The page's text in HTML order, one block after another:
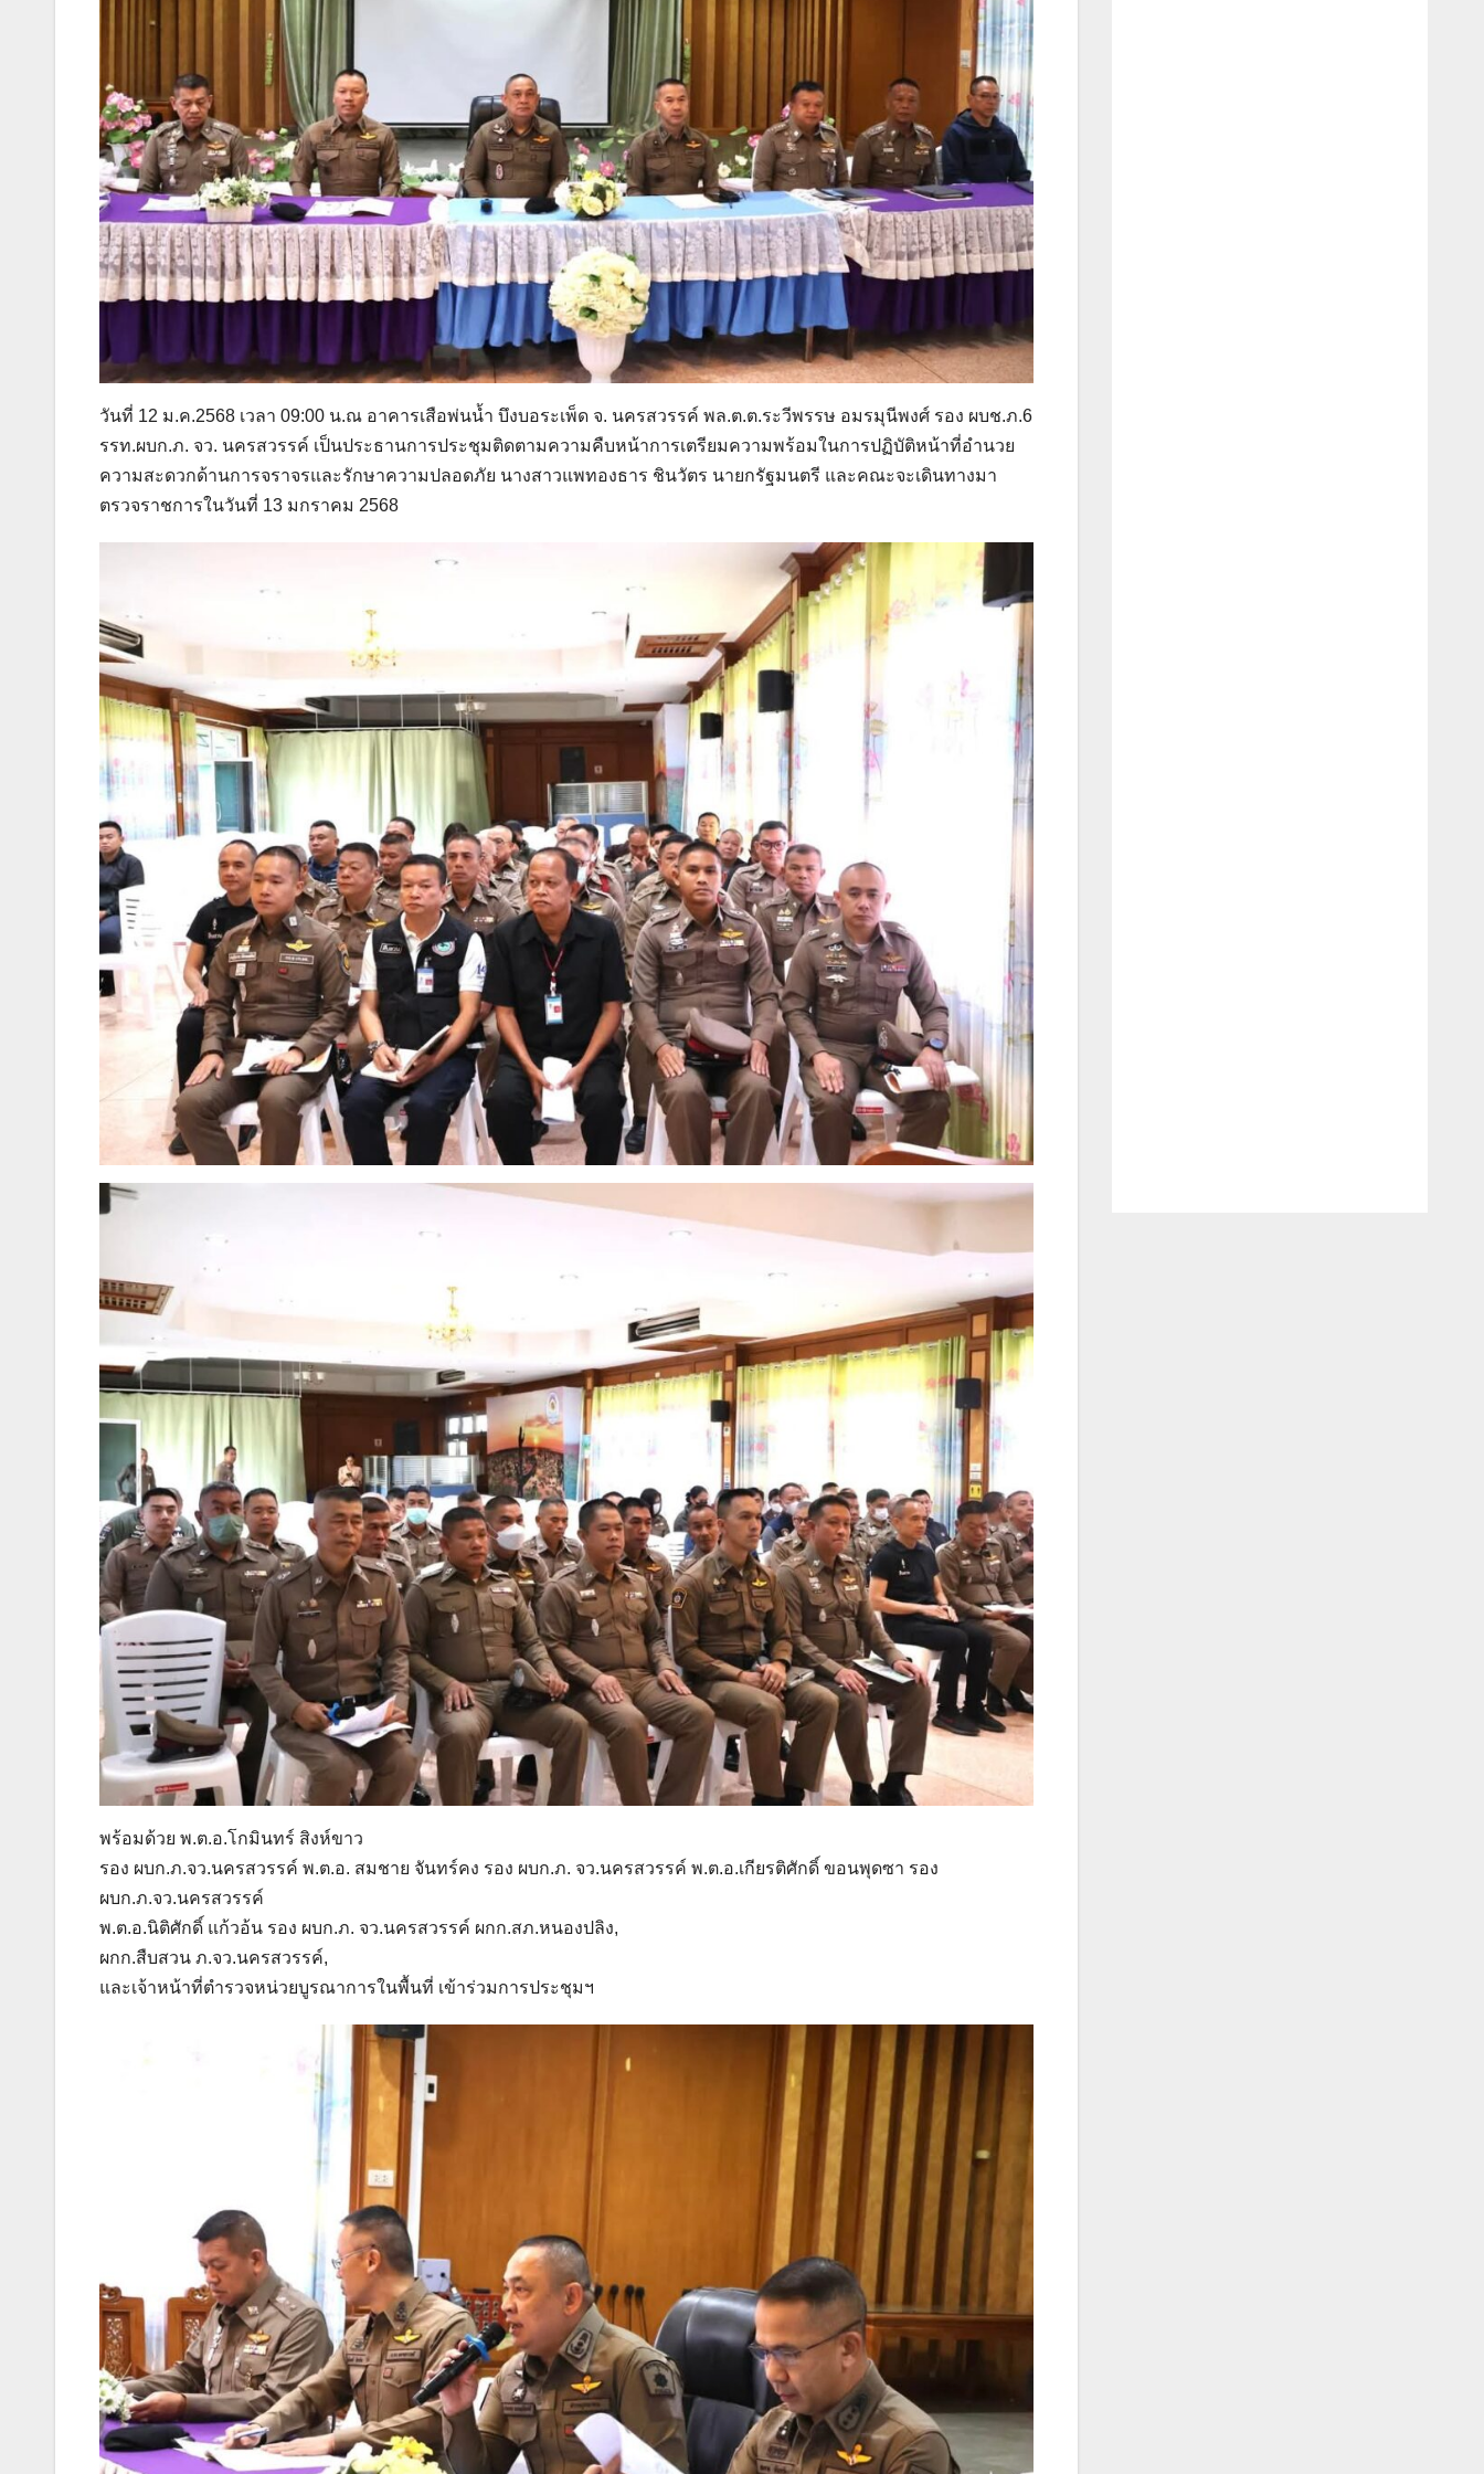
วันที่ 12 ม.ค.2568 เวลา 09:00 น.ณ อาคารเสือพ่นน้ำ บึงบอระเพ็ด จ. นครสวรรค์ พล.ต.ต.ระวีพรรษ อมรมุนีพงศ์ รอง ผบช.ภ.6
รรท.ผบก.ภ. จว. นครสวรรค์ เป็นประธานการประชุมติดตามความคืบหน้าการเตรียมความพร้อมในการปฏิบัติหน้าที่อำนวย
ความสะดวกด้านการจราจรและรักษาความปลอดภัย นางสาวแพทองธาร ชินวัตร นายกรัฐมนตรี และคณะจะเดินทางมา
ตรวจราชการในวันที่ 13 มกราคม 2568
พร้อมด้วย พ.ต.อ.โกมินทร์ สิงห์ขาว
รอง ผบก.ภ.จว.นครสวรรค์ พ.ต.อ. สมชาย จันทร์คง รอง ผบก.ภ. จว.นครสวรรค์ พ.ต.อ.เกียรติศักดิ์ ขอนพุดซา รอง
ผบก.ภ.จว.นครสวรรค์
พ.ต.อ.นิติศักดิ์ แก้วอ้น รอง ผบก.ภ. จว.นครสวรรค์ ผกก.สภ.หนองปลิง,
ผกก.สืบสวน ภ.จว.นครสวรรค์,
และเจ้าหน้าที่ตำรวจหน่วยบูรณาการในพื้นที่ เข้าร่วมการประชุมฯ